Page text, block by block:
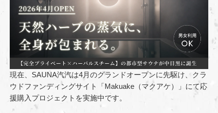
現在、SAUNA汽汽は4月のグランドオープンに先駆け、クラ
ウドファンディングサイト「Makuake（マクアケ）」にて応
援購入プロジェクトを実施中です。